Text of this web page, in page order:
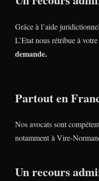
Grâce à l’aide
L’Etat nous rétribue à
demande.
Partout en
Nos avocats sont
notamment à Vire-
Un recours